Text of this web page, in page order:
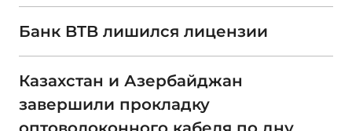
Банк BTB лишился лицензии
Казахстан и Азербайджан
завершили прокладку